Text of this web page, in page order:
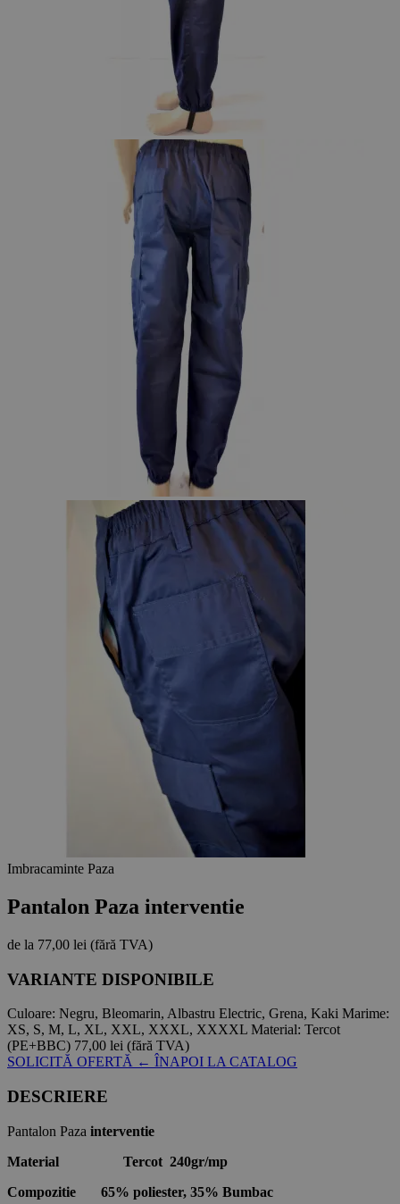
Imbracaminte Paza
Pantalon Paza interventie
de la 77,00 lei (fără TVA)
VARIANTE DISPONIBILE
Culoare: Negru, Bleomarin, Albastru Electric, Grena, Kaki Marime:
XS, S, M, L, XL, XXL, XXXL, XXXXL Material: Tercot
(PE+BBC) 77,00 lei (fără TVA)
SOLICITĂ OFERTĂ ← ÎNAPOI LA CATALOG
DESCRIERE
Pantalon Paza interventie
Material Tercot 240gr/mp
Compozitie 65% poliester, 35% Bumbac